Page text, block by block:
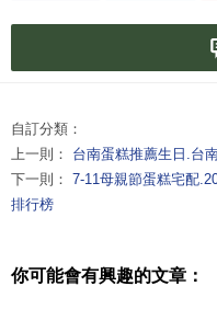
自訂分類：
上一則： 台南蛋糕推薦生日.台
下一則： 7-11母親節蛋糕宅配
排行榜
你可能會有興趣的文章：